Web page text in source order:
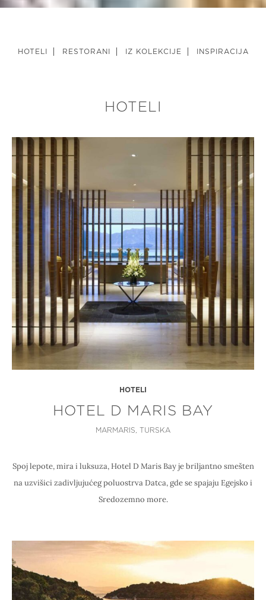
HOTELI RESTORANI IZ KOLEKCIJE INSPIRACIJA
HOTELI
HOTELI
HOTEL D MARIS BAY
MARMARIS, TURSKA
Spoj lepote, mira i luksuza, Hotel D Maris Bay je briljantno smešten
na uzvišici zadivljujućeg poluostrva Datca, gde se spajaju Egejsko i
Sredozemno more.